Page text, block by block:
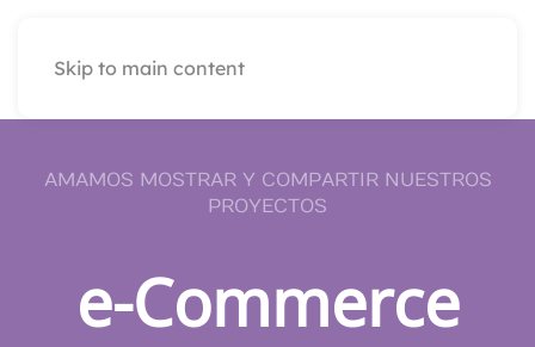
Skip to main content
AMAMOS MOSTRAR Y COMPARTIR NUESTROS
PROYECTOS
e-Commerce